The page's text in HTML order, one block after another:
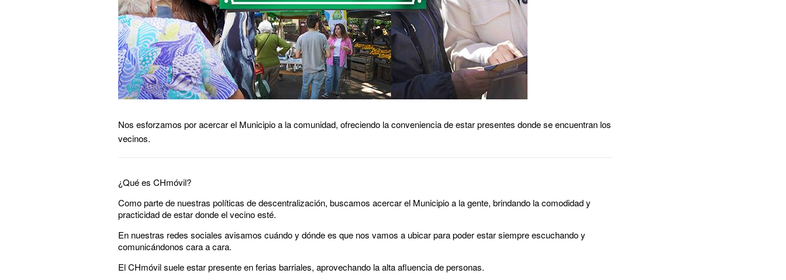
Nos esforzamos por acercar el Municipio a la comunidad, ofreciendo la conveniencia de estar presentes donde se encuentran los
vecinos.
¿Qué es CHmóvil?
Como parte de nuestras políticas de descentralización, buscamos acercar el Municipio a la gente, brindando la comodidad y
practicidad de estar donde el vecino esté.
En nuestras redes sociales avisamos cuándo y dónde es que nos vamos a ubicar para poder estar siempre escuchando y
comunicándonos cara a cara.
El CHmóvil suele estar presente en ferias barriales, aprovechando la alta afluencia de personas.